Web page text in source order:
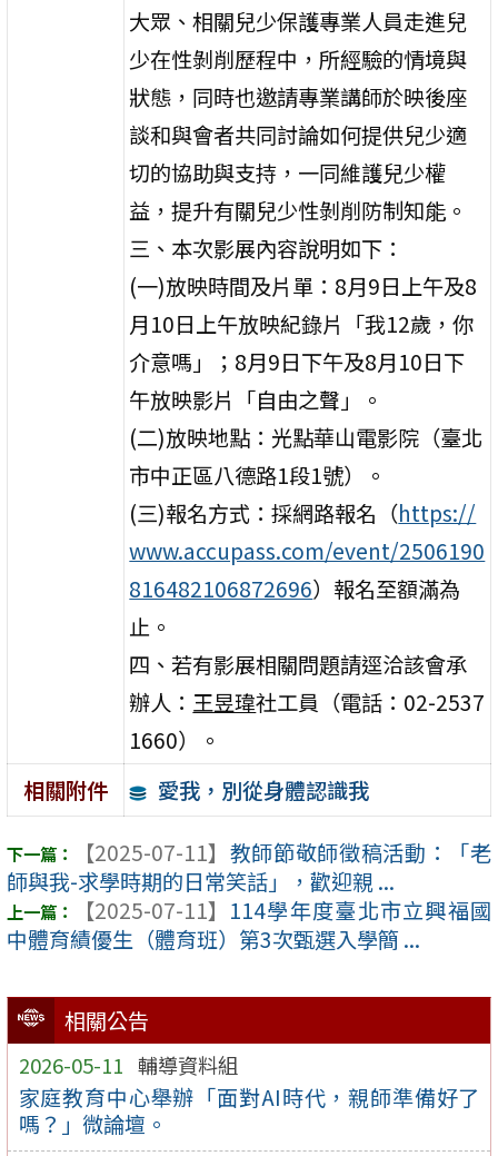
相關公告
2026-05-11 輔導資料組
家庭教育中心舉辦「面對AI時代，親師準備好了
嗎？」微論壇。
大眾、相關兒少保護專業人員走進兒
少在性剝削歷程中，所經驗的情境與
狀態，同時也邀請專業講師於映後座
談和與會者共同討論如何提供兒少適
切的協助與支持，一同維護兒少權
益，提升有關兒少性剝削防制知能。
三、本次影展內容說明如下：
(一)放映時間及片單：8月9日上午及8
月10日上午放映紀錄片「我12歲，你
介意嗎」；8月9日下午及8月10日下
午放映影片「自由之聲」。
(二)放映地點：光點華山電影院（臺北
市中正區八德路1段1號）。
(三)報名方式：採網路報名（https://
www.accupass.com/event/2506190
816482106872696）報名至額滿為
止。
四、若有影展相關問題請逕洽該會承
辦人： 王昱瑋社工員（電話：02-2537
1660）。
相關附件
愛我，別從身體認識我
【2025-07-11】 教師節敬師徵稿活動：「老
師與我-求學時期的日常笑話」，歡迎親 ...
【2025-07-11】 114學年度臺北市立興福國
中體育績優生（體育班）第3次甄選入學簡 ...